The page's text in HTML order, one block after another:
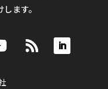
ます。